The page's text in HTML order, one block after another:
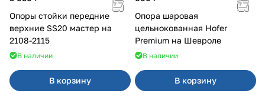
Опоры стойки передние
верхние SS20 мастер на
2108-2115
В наличии
В корзину
Опора шаровая
цельнокованная Hofer
Premium на Шевроле
В наличии
В корзину